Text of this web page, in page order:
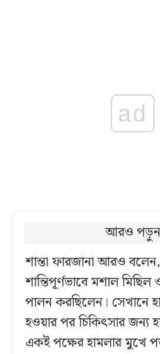
ad
আরও পড়ুন
শান্তা ফারজানা আরও বলেন,
শান্তিপূর্ণভাবে মশাল মিছিল
পালন করছিলেন। সেখানে
হওয়ার পর চিকিৎসার জন্য
একই পক্ষের হামলার মুখে